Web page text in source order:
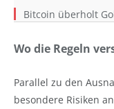
Bitcoin überholt
Wo die Regeln
Parallel zu den
besondere Risiken